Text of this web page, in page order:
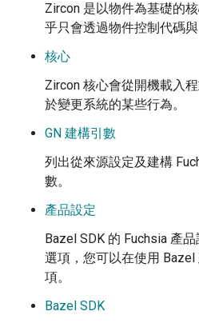
Zircon 是以物件為基礎的
乎只會透過物件控制代碼與
核心
Zircon 核心會從開機載入
於變更系統的某些行為。
GN 建構引數
列出從來源設定及建構
數。
產品設定
Bazel SDK 的 Fuchsia 產
選項，您可以在使用
項。
Bazel SDK